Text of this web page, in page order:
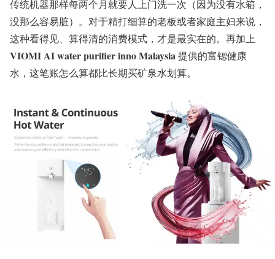
传统机器那样每两个月就要人上门洗一次（因为没有水箱，
没那么容易脏）。对于精打细算的老板或者家庭主妇来说，
这种看得见、算得清的消费模式，才是最实在的。再加上
VIOMI AI water purifier inno Malaysia提供的富锶健康
水，这笔账怎么算都比长期买矿泉水划算。